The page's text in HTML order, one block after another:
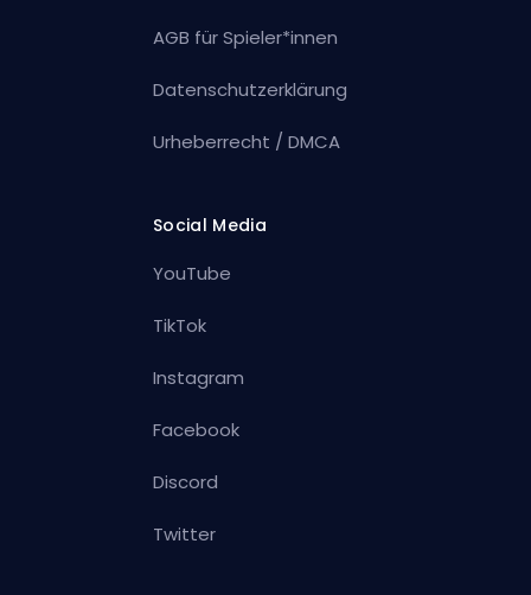
AGB für Spieler*innen
Datenschutzerklärung
Urheberrecht / DMCA
Social Media
YouTube
TikTok
Instagram
Facebook
Discord
Twitter